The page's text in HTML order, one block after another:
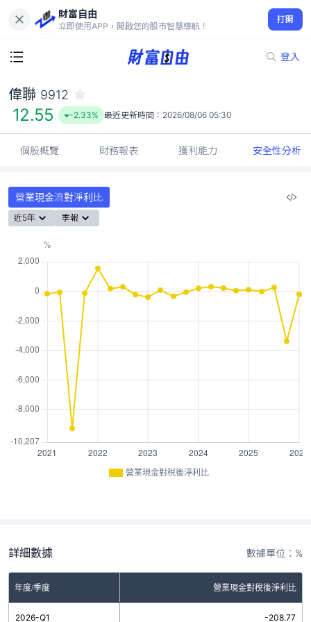
財富自由
立即使用APP，開啟您的股市智慧導航！
打開
登入
12.55
-2.33%
偉聯 9912
12.55 -2.33% 最近更新時間： 2026/08/06 05:30
個股概覽 財務報表 獲利能力 安全性分析
營業現金流對淨利比
近5年 季報
營業現金對稅後淨利比
詳細數據 數據單位：%
年度/季度 營業現金對稅後淨利比
2026-Q1 -208.77